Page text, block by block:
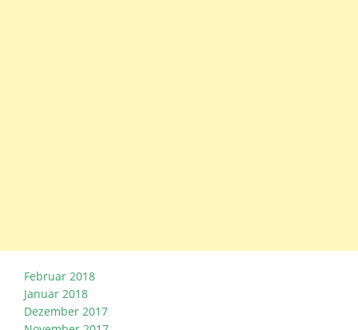
Februar 2018
Januar 2018
Dezember 2017